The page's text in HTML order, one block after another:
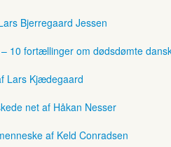
Bjerregaard Jessen
10 fortællinger om dødsdømte
Lars Kjædegaard
net af Håkan Nesser
af Keld Conradsen